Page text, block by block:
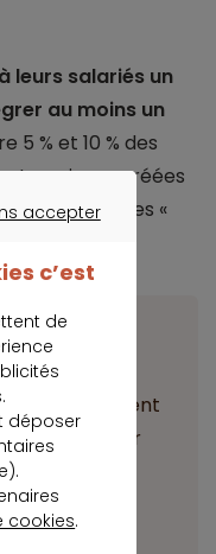
leurs salariés un
au moins un
5 % et 10 % des
agréées
réputées «
les
Elles ne doivent
tiers de leur
salariés en
travailleurs
accepter
c’est
de
déposer
cookies.